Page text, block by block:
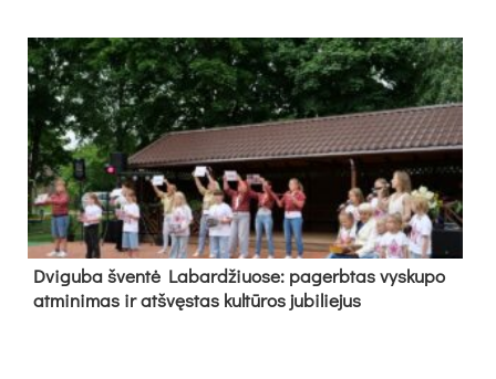
Dvi­gu­ba šven­tė La­bar­džiuo­se: pa­gerb­tas vys­ku­po
at­mi­ni­mas ir at­švęs­tas kul­tū­ros ju­bi­lie­jus